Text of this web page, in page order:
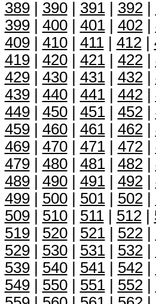
389| 390| 391| 392|
399| 400| 401| 402|
409| 410| 411| 412|
419| 420| 421| 422|
429| 430| 431| 432|
439| 440| 441| 442|
449| 450| 451| 452|
459| 460| 461| 462|
469| 470| 471| 472|
479| 480| 481| 482|
489| 490| 491| 492|
499| 500| 501| 502|
509| 510| 511| 512|
519| 520| 521| 522|
529| 530| 531| 532|
539| 540| 541| 542|
549| 550| 551| 552|